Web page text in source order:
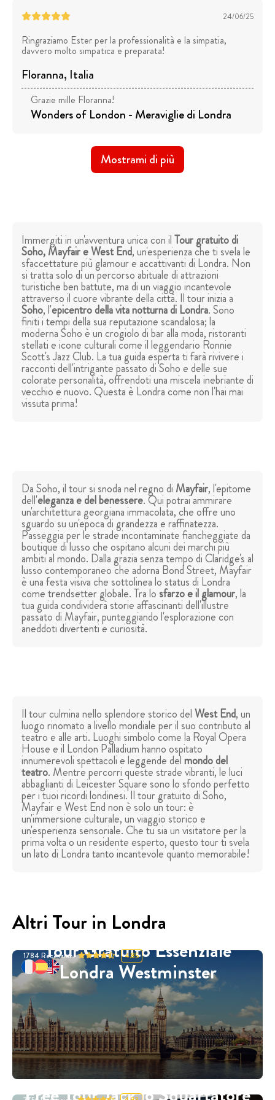
24/06/25
Ringraziamo Ester per la professionalità e la simpatia,
davvero molto simpatica e preparata!
Floranna, Italia
Grazie mille Floranna!
Wonders of London - Meraviglie di Londra
Mostrami di più
Immergiti in un'avventura unica con ilTour gratuito di
Soho, Mayfair e West End, un'esperienza che ti svela le
sfaccettature più glamour e accattivanti di Londra. Non
si tratta solo di un percorso abituale di attrazioni
turistiche ben battute, ma di un viaggio incantevole
attraverso il cuore vibrante della città. Il tour inizia a
Soho, l'epicentro della vita notturna di Londra. Sono
finiti i tempi della sua reputazione scandalosa; la
moderna Soho è un crogiolo di bar alla moda, ristoranti
stellati e icone culturali come il leggendario Ronnie
Scott's Jazz Club. La tua guida esperta ti farà rivivere i
racconti dell'intrigante passato di Soho e delle sue
colorate personalità, offrendoti una miscela inebriante di
vecchio e nuovo. Questa è Londra come non l'hai mai
vissuta prima!
Da Soho, il tour si snoda nel regno di Mayfair, l'epitome
dell'eleganza e del benessere. Qui potrai ammirare
un'architettura georgiana immacolata, che offre uno
sguardo su un'epoca di grandezza e raffinatezza.
Passeggia per le strade incontaminate fiancheggiate da
boutique di lusso che ospitano alcuni dei marchi più
ambiti al mondo. Dalla grazia senza tempo di Claridge's al
lusso contemporaneo che adorna Bond Street, Mayfair
è una festa visiva che sottolinea lo status di Londra
come trendsetter globale. Tra lo sfarzo e il glamour, la
tua guida condividerà storie affascinanti dell'illustre
passato di Mayfair, punteggiando l'esplorazione con
aneddoti divertenti e curiosità.
Il tour culmina nello splendore storico delWest End, un
luogo rinomato a livello mondiale per il suo contributo al
teatro e alle arti. Luoghi simbolo come la Royal Opera
House e il London Palladium hanno ospitato
innumerevoli spettacoli e leggende delmondo del
teatro. Mentre percorri queste strade vibranti, le luci
abbaglianti di Leicester Square sono lo sfondo perfetto
per i tuoi ricordi londinesi. Il tour gratuito di Soho,
Mayfair e West End non è solo un tour: è
un'immersione culturale, un viaggio storico e
un'esperienza sensoriale. Che tu sia un visitatore per la
prima volta o un residente esperto, questo tour ti svela
un lato di Londra tanto incantevole quanto memorabile!
Altri Tour in Londra
Tour Gratuito Essenziale
Londra Westminster
1784Recensioni 4.85